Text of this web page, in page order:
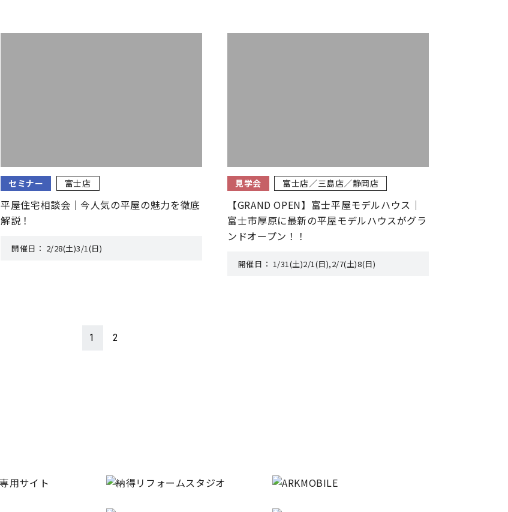
セミナー 富士店
平屋住宅相談会｜今人気の平屋の魅力を徹底
解説！
開催日： 2/28(土)3/1(日)
見学会 富士店／三島店／静岡店
【GRAND OPEN】富士平屋モデルハウス｜
富士市厚原に最新の平屋モデルハウスがグラ
ンドオープン！！
開催日： 1/31(土)2/1(日),2/7(土)8(日)
1 2